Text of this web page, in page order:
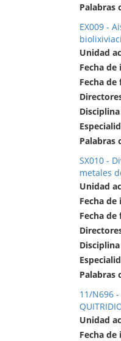
Palabras
EX009 -
Unidad
Fecha de
Fecha de
Disciplina
Palabras
SX010 -
metales
Unidad
Fecha de
Fecha de
Disciplina
Palabras
11/N696 -
Unidad
Fecha de